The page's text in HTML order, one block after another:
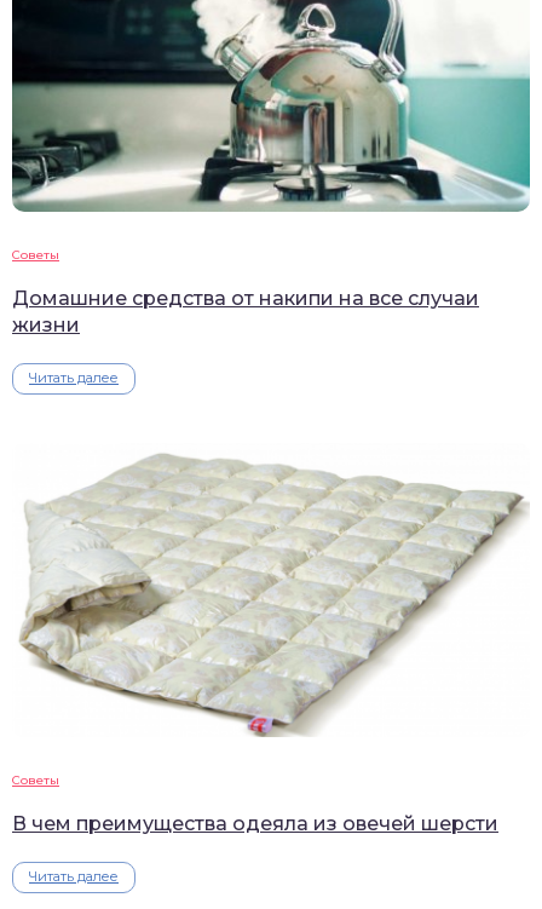
Советы
Домашние средства от накипи на все случаи
жизни
Читать далее
Советы
В чем преимущества одеяла из овечей шерсти
Читать далее